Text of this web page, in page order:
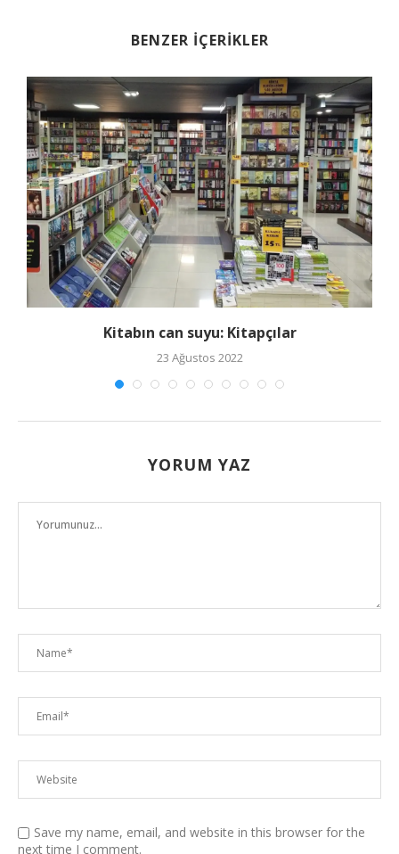
BENZER İÇERIKLER
Kitabın can suyu: Kitapçılar
23 Ağustos 2022
YORUM YAZ
Save my name, email, and website in this browser for the
next time I comment.